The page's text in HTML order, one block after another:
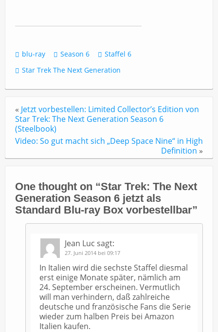
blu-ray Season 6
Staffel 6
Star Trek The Next Generation
« Jetzt vorbestellen: Limited Collector’s Edition von
Star Trek: The Next Generation Season 6
(Steelbook)
Video: So gut macht sich „Deep Space Nine“ in High
Definition »
One thought on “Star Trek: The Next
Generation Season 6 jetzt als
Standard Blu-ray Box vorbestellbar”
Jean Luc sagt:
27. Juni 2014 bei 09:17
In Italien wird die sechste Staffel diesmal
erst einige Monate später, nämlich am
24. September erscheinen. Vermutlich
will man verhindern, daß zahlreiche
deutsche und französische Fans die Serie
wieder zum halben Preis bei Amazon
Italien kaufen.